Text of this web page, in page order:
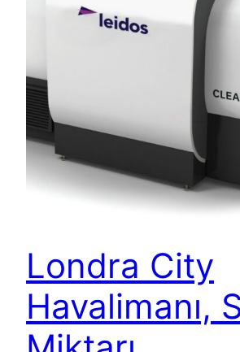
Londra City
Havalimanı,